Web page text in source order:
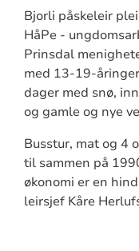
Bjorli påskeleir
HåPe -
Prinsdal
med 13-19-
dager med snø,
og gamle og nye
Busstur, mat og 4
til sammen på
økonomi er en
leirsjef Kåre